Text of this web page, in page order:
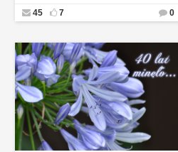
45 7 0